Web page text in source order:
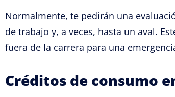
Normalmente, te pedirán una
de trabajo y, a veces, hasta un aval.
fuera de la carrera para una
Créditos de consumo